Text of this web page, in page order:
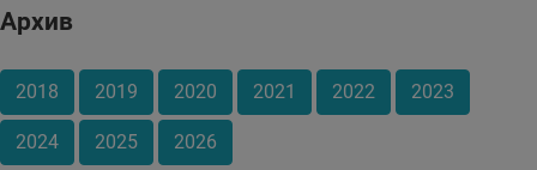
Архив
2018 2019 2020 2021 2022 2023
2024 2025 2026